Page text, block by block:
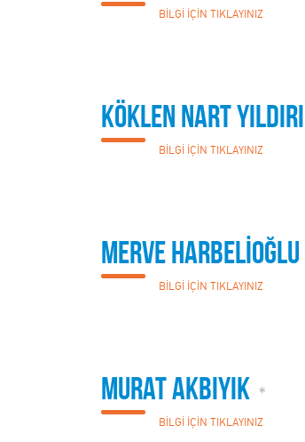
BİLGİ İÇİN TIKLAYINIZ
Köklen Nart
BİLGİ İÇİN TIKLAYINIZ
MERVE HARBELİOĞLU
BİLGİ İÇİN TIKLAYINIZ
Murat Akbıyık *
BİLGİ İÇİN TIKLAYINIZ